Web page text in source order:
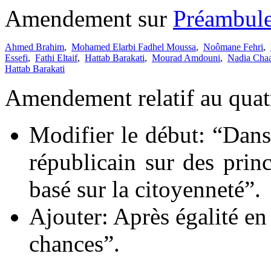
Amendement sur
Ahmed Brahim, Mohamed Elarbi Fadhel Moussa, Noômane Fehri,
Essefi, Fathi Eltaif, Hattab Barakati, Mourad Amdouni, Nadia
Hattab Barakati
Amendement relatif au
Modifier le début:
républicain sur des
basé sur la citoyenneté”.
Ajouter: Après égalité
chances”.